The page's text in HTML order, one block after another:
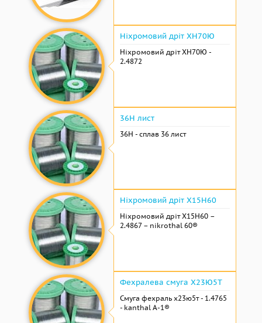
Ніхромовий дріт ХН70Ю
Ніхромовий дріт ХН70Ю -
2.4872
36Н лист
36Н - сплав 36 лист
Ніхромовий дріт Х15Н60
Ніхромовий дріт Х15Н60 –
2.4867 – nikrothal 60®
Фехралева смуга Х23Ю5Т
Смуга фехраль х23ю5т - 1.4765
- kanthal A-1®